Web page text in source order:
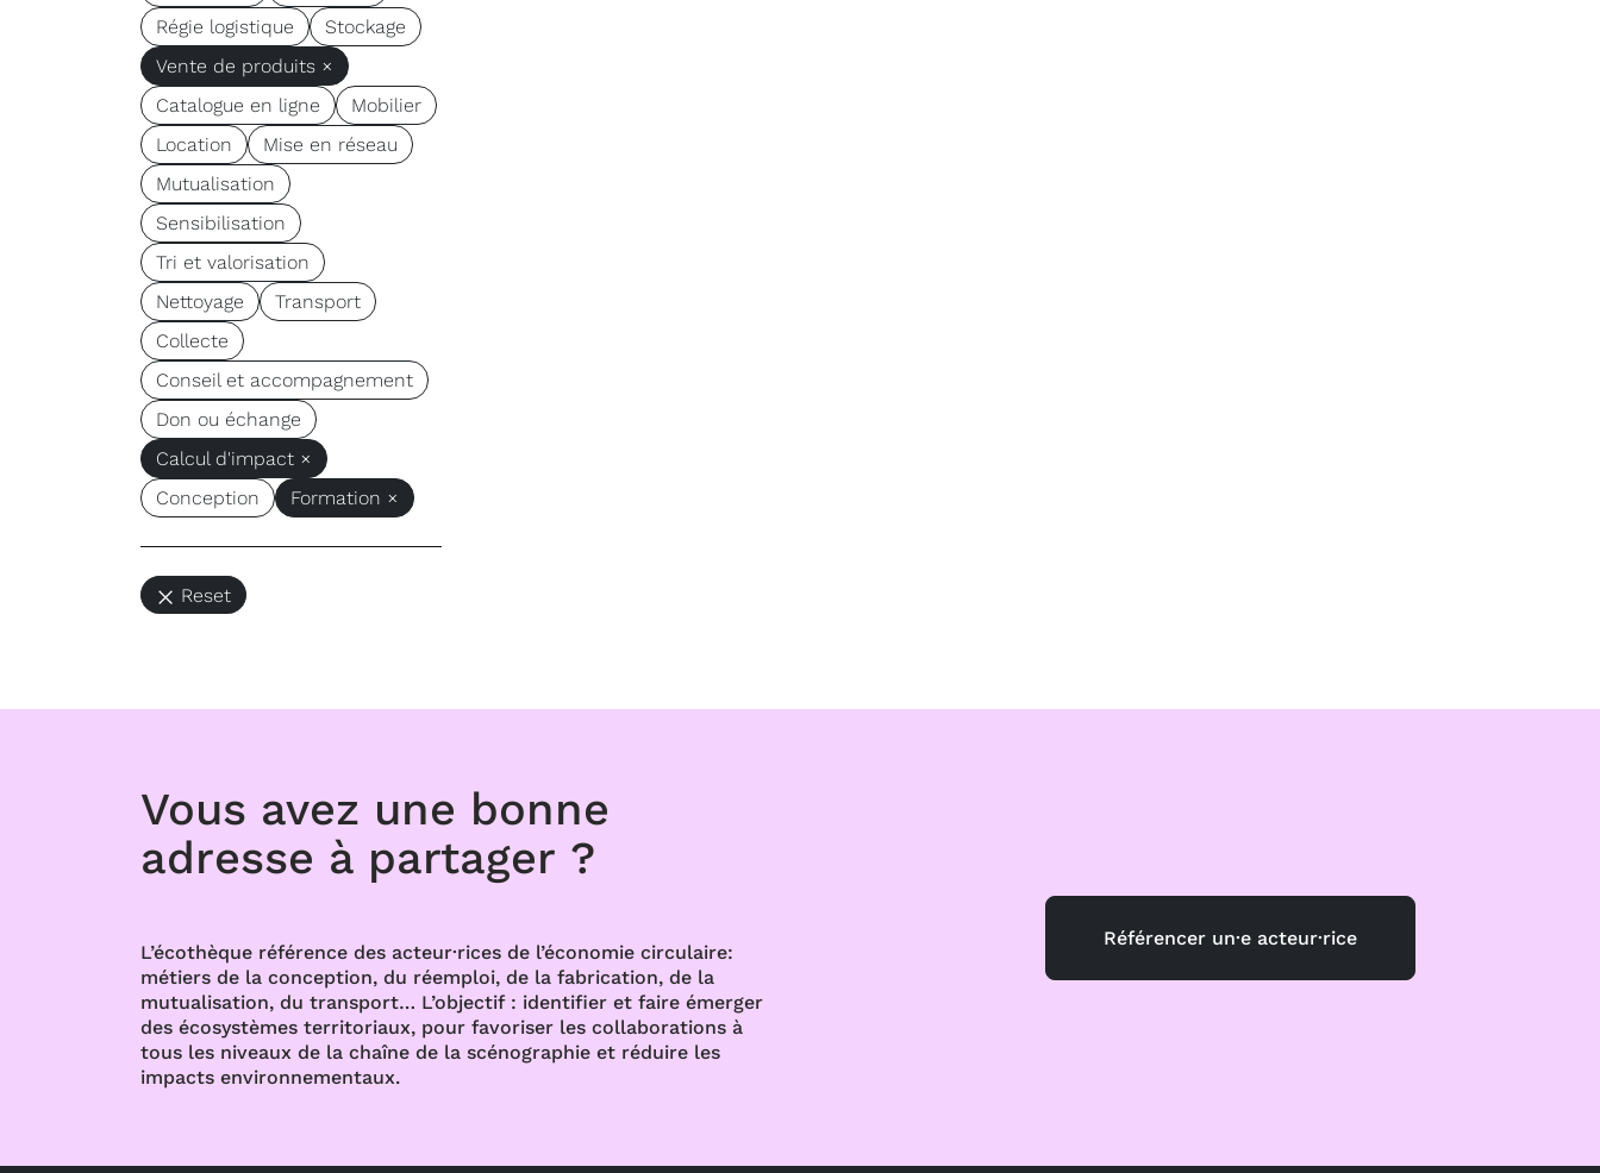
Régie logistique
Stockage
Vente de produits ×
Catalogue en ligne
Mobilier
Location
Mise en réseau
Mutualisation
Sensibilisation
Tri et valorisation
Nettoyage
Transport
Collecte
Conseil et accompagnement
Don ou échange
Calcul d'impact ×
Conception
Formation ×
Reset
Vous avez une bonne
adresse à partager ?
L’écothèque référence des acteur·rices de l’économie circulaire:
métiers de la conception, du réemploi, de la fabrication, de la
mutualisation, du transport… L’objectif : identifier et faire émerger
des écosystèmes territoriaux, pour favoriser les collaborations à
tous les niveaux de la chaîne de la scénographie et réduire les
impacts environnementaux.
Référencer un·e acteur·rice